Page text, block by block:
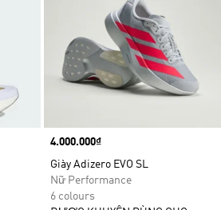
Price
4.000.000₫
Giày Adizero EVO SL
Nữ Performance
6 colours